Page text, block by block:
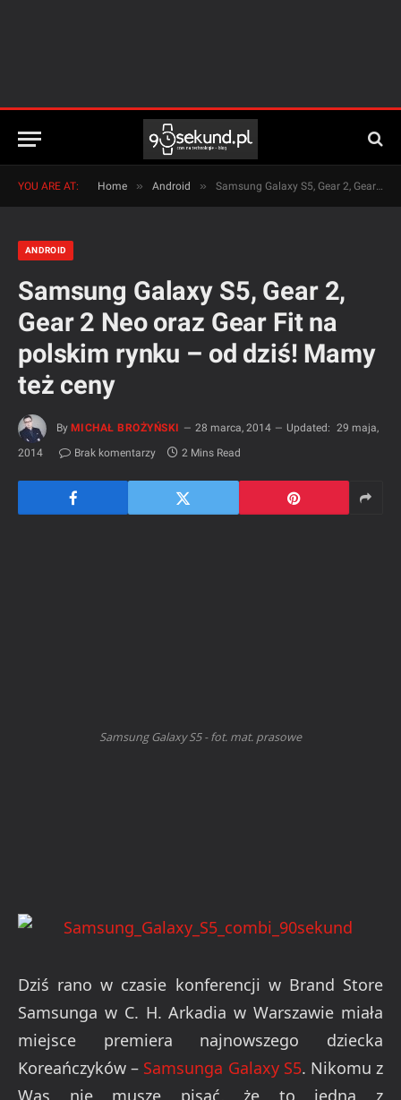
YOU ARE AT: Home » Android » Samsung Galaxy S5, Gear 2, Gear 2 Neo oraz Gear Fit na polskim rynku – od dziś! Mamy też ceny
ANDROID
Samsung Galaxy S5, Gear 2,
Gear 2 Neo oraz Gear Fit na
polskim rynku – od dziś! Mamy
też ceny
By MICHAŁ BROŻYŃSKI 28 marca, 2014 Updated: 29 maja,
2014
Brak komentarzy 2 Mins Read
Samsung Galaxy S5 - fot. mat. prasowe
Dziś rano w czasie konferencji w Brand Store
Samsunga w C. H. Arkadia w Warszawie miała
miejsce premiera najnowszego dziecka
Koreańczyków – Samsunga Galaxy S5. Nikomu z